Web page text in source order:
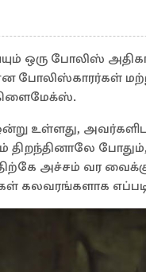
ஒரு போலிஸ்
போலிஸ்காரர்கள்
கிளைமேக்ஸ்.
உள்ளது,
திறந்தினாலே
அச்சம் வர
கலவரங்களாக எப்படி